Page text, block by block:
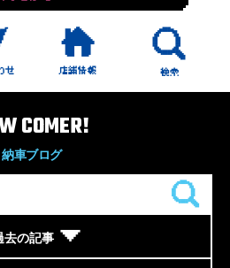
COMER!
納車ブログ
去の記事